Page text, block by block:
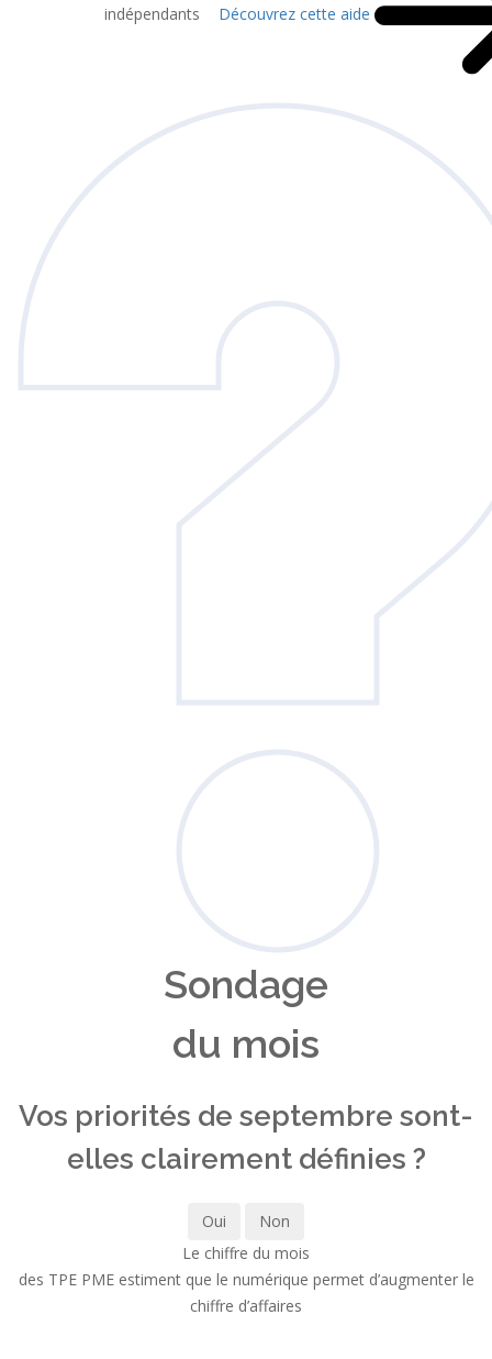
indépendants Découvrez cette aide
Sondage
du mois
Vos priorités de septembre sont-
elles clairement définies ?
Oui
Non
Le chiffre du mois
des TPE PME estiment que le numérique permet d’augmenter le
chiffre d’affaires